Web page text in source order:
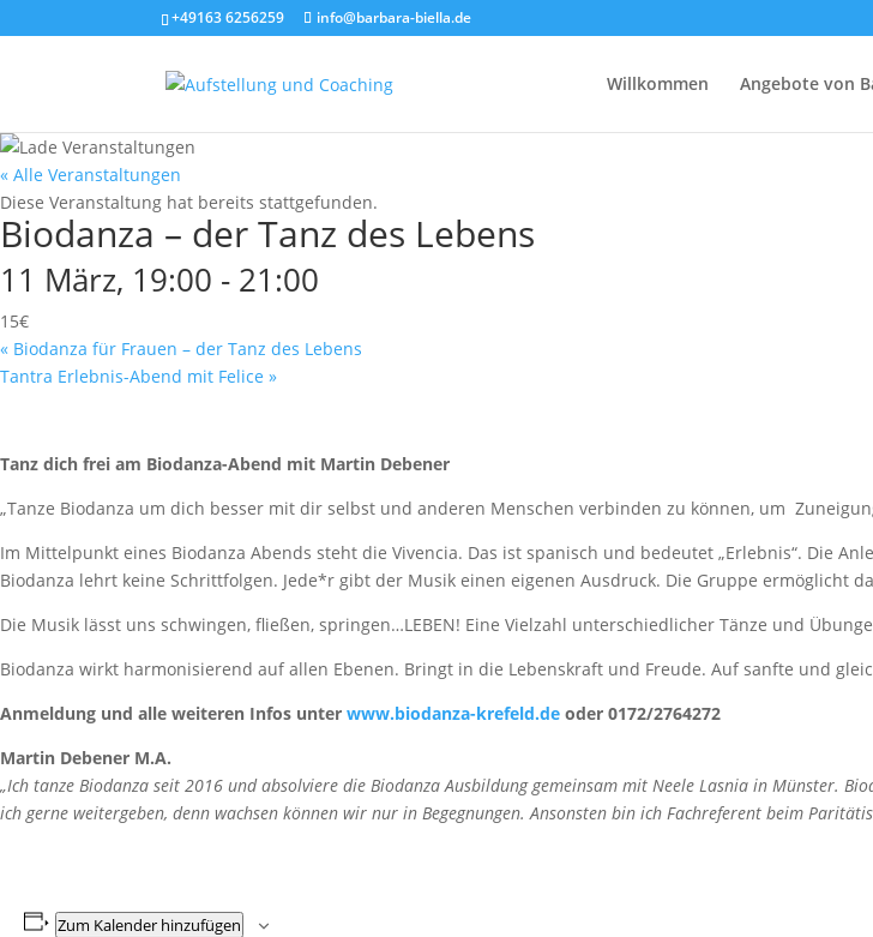
+49163 6256259 info@barbara-biella.de
Willkommen Angebote von
« Alle Veranstaltungen
Diese Veranstaltung hat bereits stattgefunden.
Biodanza – der Tanz des Lebens
11 März, 19:00 - 21:00
15€
« Biodanza für Frauen – der Tanz des Lebens
Tantra Erlebnis-Abend mit Felice »
Tanz dich frei am Biodanza-Abend mit Martin Debener
„Tanze Biodanza um dich besser mit dir selbst und anderen Menschen verbinden zu können, um
Im Mittelpunkt eines Biodanza Abends steht die Vivencia. Das ist spanisch und bedeutet „Erlebnis“. Die
Biodanza lehrt keine Schrittfolgen. Jede*r gibt der Musik einen eigenen Ausdruck. Die Gruppe ermöglicht
Die Musik lässt uns schwingen, fließen, springen…LEBEN! Eine Vielzahl unterschiedlicher Tänze und
Biodanza wirkt harmonisierend auf allen Ebenen. Bringt in die Lebenskraft und Freude. Auf sanfte und
Anmeldung und alle weiteren Infos unter www.biodanza-krefeld.de oder 0172/2764272
Martin Debener M.A.
„Ich tanze Biodanza seit 2016 und absolviere die Biodanza Ausbildung gemeinsam mit Neele Lasnia in Münster.
ich gerne weitergeben, denn wachsen können wir nur in Begegnungen. Ansonsten bin ich Fachreferent beim
Zum Kalender hinzufügen